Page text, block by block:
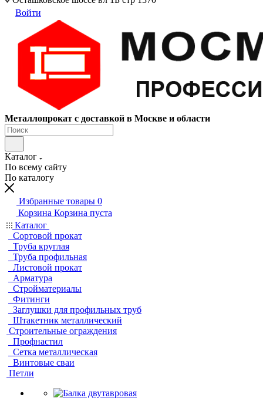
Войти
Металлопрокат с доставкой в Москве и области
Каталог
По всему сайту
По каталогу
Избранные товары 0
Корзина Корзина пуста
Каталог
Сортовой прокат
Труба круглая
Труба профильная
Листовой прокат
Арматура
Стройматериалы
Фитинги
Заглушки для профильных труб
Штакетник металлический
Строительные ограждения
Профнастил
Сетка металлическая
Винтовые сваи
Петли